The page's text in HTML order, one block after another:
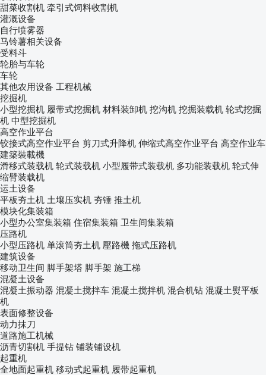
甜菜收割机 牵引式饲料收割机
灌溉设备
自行喷雾器
马铃薯相关设备
受料斗
轮胎与车轮
车轮
其他农用设备 工程机械
挖掘机
小型挖掘机 履带式挖掘机 材料装卸机 挖沟机 挖掘装载机 轮式挖掘
机 中型挖掘机
高空作业平台
铰接式高空作业平台 剪刀式升降机 伸缩式高空作业平台 高空作业车
建築裝載機
滑移式装载机 轮式装载机 小型履带式装载机 多功能装载机 轮式伸
缩臂装载机
运土设备
平板夯土机 土壤压实机 夯锤 推土机
模块化集装箱
小型办公室集装箱 住宿集装箱 卫生间集装箱
压路机
小型压路机 单滚筒夯土机 壓路機 拖式压路机
建筑设备
移动卫生间 脚手架塔 脚手架 施工梯
混凝土设备
混凝土振动器 混凝土搅拌车 混凝土搅拌机 混合机钻 混凝土熨平板
机
表面修整设备
动力抹刀
道路施工机械
沥青切割机 手提钻 铺装铺设机
起重机
全地面起重机 移动式起重机 履带起重机